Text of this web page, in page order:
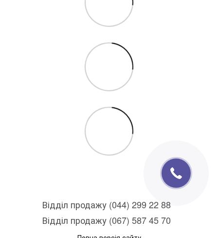
Відділ продажу (044) 299 22 88
Відділ продажу (067) 587 45 70